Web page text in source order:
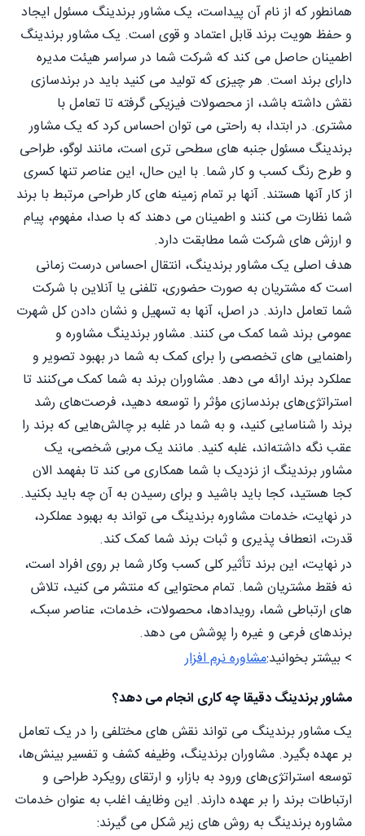
همانطور که از نام آن پیداست، یک مشاور برندینگ مسئول ایجاد
و حفظ هویت برند قابل اعتماد و قوی است. یک مشاور برندینگ
اطمینان حاصل می کند که شرکت شما در سراسر هیئت مدیره
دارای برند است. هر چیزی که تولید می کنید باید در برندسازی
نقش داشته باشد، از محصولات فیزیکی گرفته تا تعامل با
مشتری. در ابتدا، به راحتی می توان احساس کرد که یک مشاور
برندینگ مسئول جنبه های سطحی تری است، مانند لوگو، طراحی
و طرح رنگ کسب و کار شما. با این حال، این عناصر تنها کسری
از کار آنها هستند. آنها بر تمام زمینه های کار طراحی مرتبط با برند
شما نظارت می کنند و اطمینان می دهند که با صدا، مفهوم، پیام
و ارزش های شرکت شما مطابقت دارد.
هدف اصلی یک مشاور برندینگ، انتقال احساس درست زمانی
است که مشتریان به صورت حضوری، تلفنی یا آنلاین با شرکت
شما تعامل دارند. در اصل، آنها به تسهیل و نشان دادن کل شهرت
عمومی برند شما کمک می کنند. مشاور برندینگ مشاوره و
راهنمایی های تخصصی را برای کمک به شما در بهبود تصویر و
عملکرد برند ارائه می دهد. مشاوران برند به شما کمک می‌کنند تا
استراتژی‌های برندسازی مؤثر را توسعه دهید، فرصت‌های رشد
برند را شناسایی کنید، و به شما در غلبه بر چالش‌هایی که برند را
عقب نگه داشته‌اند، غلبه کنید. مانند یک مربی شخصی، یک
مشاور برندینگ از نزدیک با شما همکاری می کند تا بفهمد الان
کجا هستید، کجا باید باشید و برای رسیدن به آن چه باید بکنید.
در نهایت، خدمات مشاوره برندینگ می تواند به بهبود عملکرد،
قدرت، انعطاف پذیری و ثبات برند شما کمک کند.
در نهایت، این برند تأثیر کلی کسب وکار شما بر روی افراد است،
نه فقط مشتریان شما. تمام محتوایی که منتشر می کنید، تلاش
های ارتباطی شما، رویدادها، محصولات، خدمات، عناصر سبک،
برندهای فرعی و غیره را پوشش می دهد.
> بیشتر بخوانید:مشاوره نرم افزار
مشاور برندینگ دقیقا چه کاری انجام می دهد؟
یک مشاور برندینگ می تواند نقش های مختلفی را در یک تعامل
بر عهده بگیرد. مشاوران برندینگ، وظیفه کشف و تفسیر بینش‌ها،
توسعه استراتژی‌های ورود به بازار، و ارتقای رویکرد طراحی و
ارتباطات برند را بر عهده دارند. این وظایف اغلب به عنوان خدمات
مشاوره برندینگ به روش های زیر شکل می گیرند: